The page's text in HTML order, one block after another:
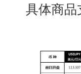
具体商品